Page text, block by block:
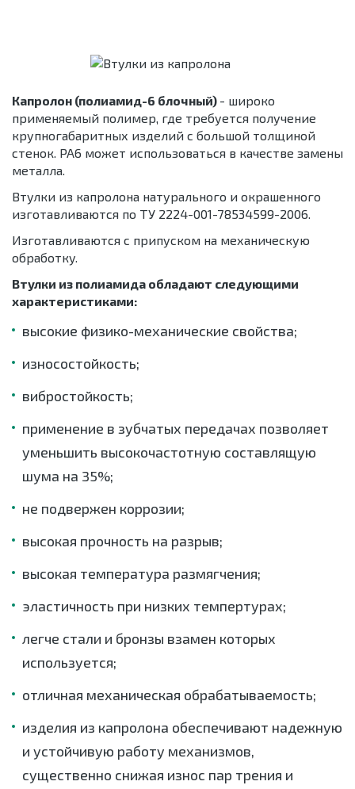
Капролон (полиамид-6 блочный) - широко
применяемый полимер, где требуется получение
крупногабаритных изделий с большой толщиной
стенок. РА6 может использоваться в качестве замены
металла.
Втулки из капролона натурального и окрашенного
изготавливаются по ТУ 2224-001-78534599-2006.
Изготавливаются с припуском на механическую
обработку.
Втулки из полиамида обладают следующими
характеристиками:
высокие физико-механические свойства;
износостойкость;
вибростойкость;
применение в зубчатых передачах позволяет
уменьшить высокочастотную составлящую
шума на 35%;
не подвержен коррозии;
высокая прочность на разрыв;
высокая температура размягчения;
эластичность при низких темпертурах;
легче стали и бронзы взамен которых
используется;
отличная механическая обрабатываемость;
изделия из капролона обеспечивают надежную
и устойчивую работу механизмов,
существенно снижая износ пар трения и